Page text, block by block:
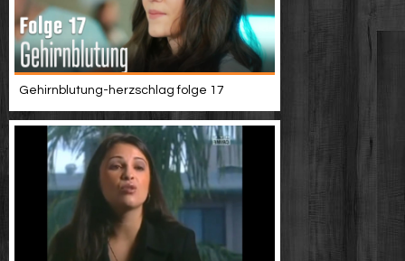
Gehirnblutung-herzschlag folge 17